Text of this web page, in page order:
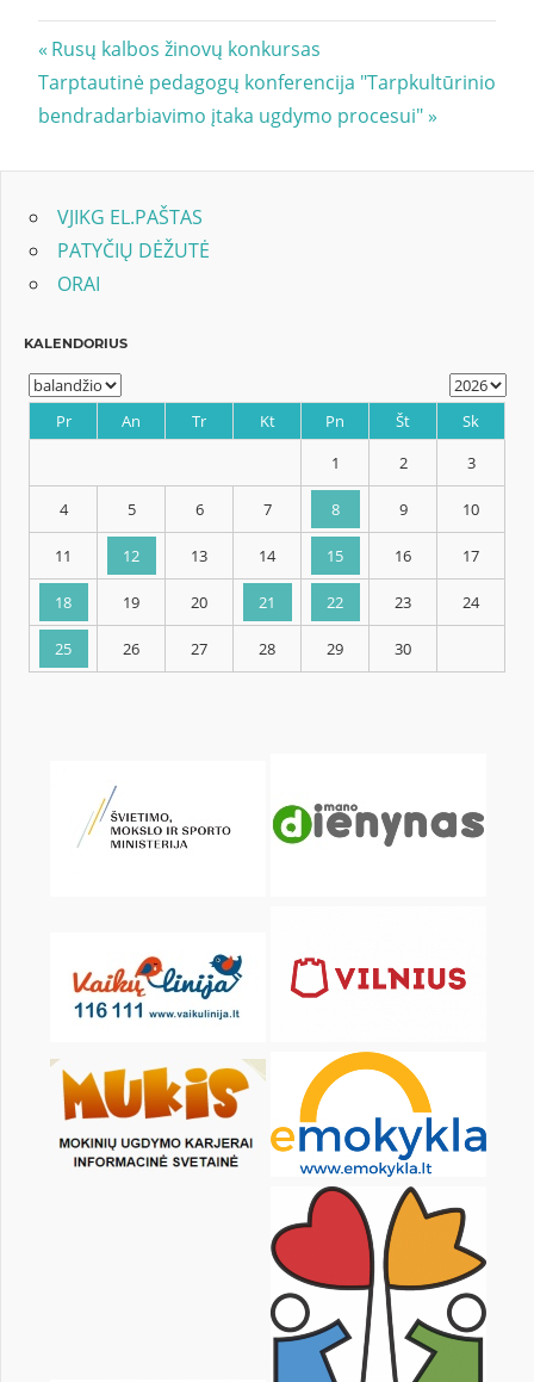
Navigacija
tarp
Previous
Post:
Rusų kalbos žinovų konkursas
Next
Post:
Tarptautinė pedagogų konferencija "Tarpkultūrinio
bendradarbiavimo įtaka ugdymo procesui"
VJIKG EL.PAŠTAS
PATYČIŲ DĖŽUTĖ
ORAI
Pr An
5
11 12 13
18 19 20 21 22
25 26 27 28 29